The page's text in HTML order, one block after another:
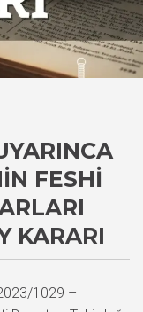
FESHI
KARARI
1029 –